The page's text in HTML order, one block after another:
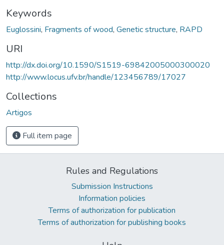
Keywords
Euglossini, Fragments of wood, Genetic structure, RAPD
URI
http://dx.doi.org/10.1590/S1519-69842005000300020
http://www.locus.ufv.br/handle/123456789/17027
Collections
Artigos
Full item page
Rules and Regulations
Submission Instructions
Information policies
Terms of authorization for publication
Terms of authorization for publishing books